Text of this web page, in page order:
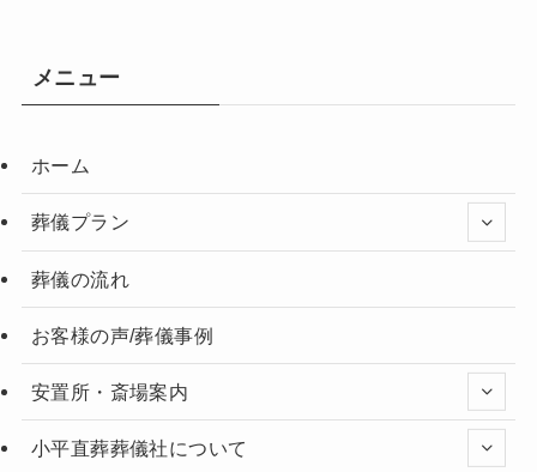
メニュー
ホーム
葬儀プラン
葬儀の流れ
お客様の声/葬儀事例
安置所・斎場案内
小平直葬葬儀社について